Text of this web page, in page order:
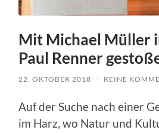
Mit Michael Müller
Paul Renner
22. OKTOBER 2018 / KEINE
Auf der Suche nach einer
im Harz, wo Natur und